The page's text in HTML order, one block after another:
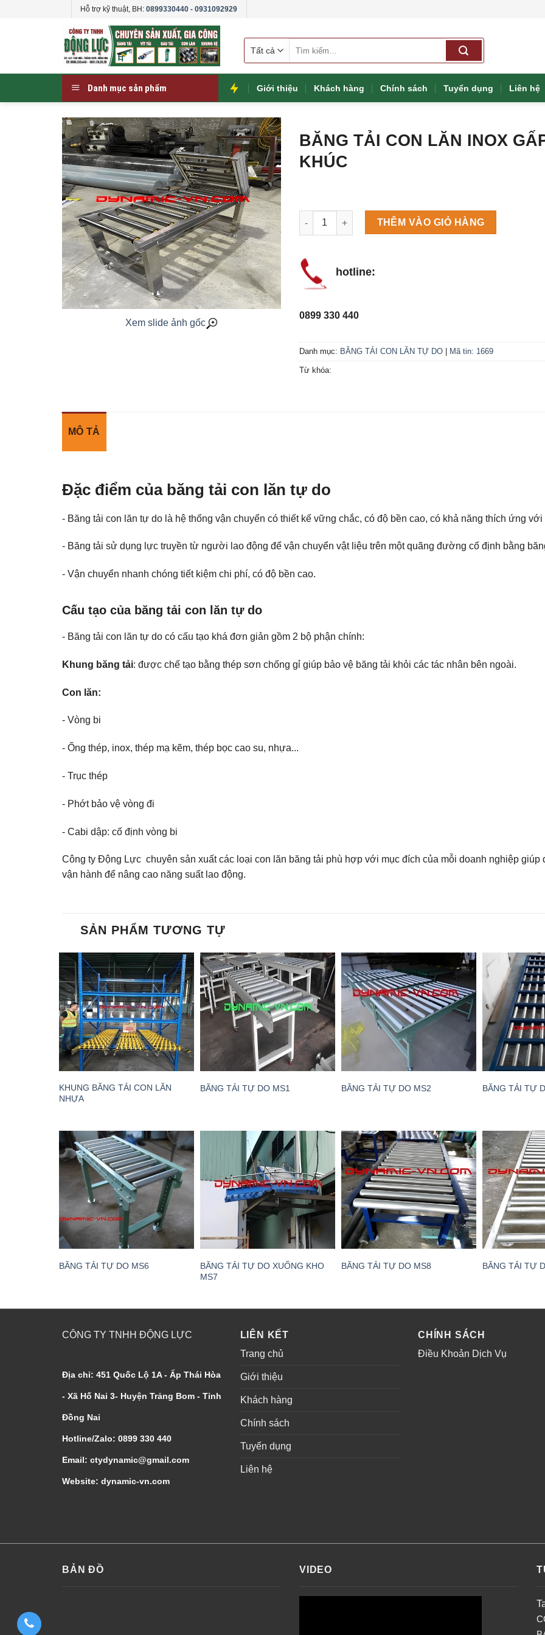
Hỗ trợ kỹ thuật, BH: 0899330440 - 0931092929
kiếm:
Danh mục sản phẩm Giới thiệu Khách hàng Chính sách Tuyển dụng Liên hệ
Xem slide ảnh gốc
BĂNG TẢI CON LĂN INOX
KHÚC
Máy làm đá viên Scotsman NW458AS số lượng
THÊM VÀO GIỎ HÀNG
hotline:
0899 330 440
Danh mục: BĂNG TẢI CON LĂN TỰ DO| Mã tin: 1669
Từ khóa:
MÔ TẢ
Đặc điểm của băng tải con lăn tự do
- Băng tải con lăn tự do là hệ thống vận chuyển có thiết kế vững chắc, có độ bền cao, có khả năng thích ứng
- Băng tải sử dụng lực truyền từ người lao động để vận chuyển vật liệu trên một quãng đường cố định bằng
- Vận chuyển nhanh chóng tiết kiệm chi phí, có độ bền cao.
Cấu tạo của băng tải con lăn tự do
- Băng tải con lăn tự do có cấu tạo khá đơn giản gồm 2 bộ phận chính:
Khung băng tải: được chế tạo bằng thép sơn chống gỉ giúp bảo vệ băng tải khỏi các tác nhân bên ngoài.
Con lăn:
- Vòng bi
- Ống thép, inox, thép mạ kẽm, thép bọc cao su, nhựa...
- Trục thép
- Phớt bảo vệ vòng đi
- Cabi dập: cố định vòng bi
Công ty Động Lực chuyên sản xuất các loại con lăn băng tải phù hợp với mục đích của mỗi doanh nghiệp giúp
vận hành để nâng cao năng suất lao động.
SẢN PHẨM TƯƠNG TỰ
KHUNG BĂNG TẢI CON LĂN
NHỰA
BĂNG TẢI TỰ DO MS1 BĂNG TẢI TỰ DO MS2 BĂNG TẢI TỰ
BĂNG TẢI TỰ DO MS6
BĂNG TẢI TỰ DO XUỐNG KHO
MS7
BĂNG TẢI TỰ DO MS8 BĂNG TẢI TỰ
CÔNG TY TNHH ĐỘNG LỰC
Địa chỉ: 451 Quốc Lộ 1A - Ấp Thái Hòa
- Xã Hố Nai 3- Huyện Trảng Bom - Tỉnh
Đồng Nai
Hotline/Zalo: 0899 330 440
Email: ctydynamic@gmail.com
Website: dynamic-vn.com
LIÊN KẾT
Trang chủ
Giới thiệu
Khách hàng
Chính sách
Tuyển dụng
Liên hệ
CHÍNH SÁCH
Điều Khoản Dịch Vụ
BẢN ĐỒ VIDEO